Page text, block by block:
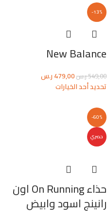
-13%
New Balance
549,00ر.س479,00ر.س
تحديد أحد الخيارات
-60%
حصري
حذاء On Running اون
رانينج اسود وابيض